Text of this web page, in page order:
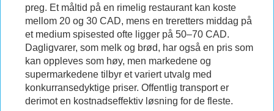
preg. Et måltid på en rimelig restaurant kan koste
mellom 20 og 30 CAD, mens en treretters middag på
et medium spisested ofte ligger på 50–70 CAD.
Dagligvarer, som melk og brød, har også en pris som
kan oppleves som høy, men markedene og
supermarkedene tilbyr et variert utvalg med
konkurransedyktige priser. Offentlig transport er
derimot en kostnadseffektiv løsning for de fleste.